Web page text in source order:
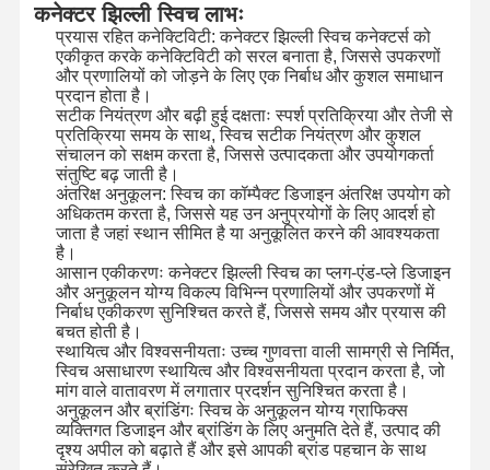
कस्टम झिल्ली स्विच
औद्योगिक झिल्ली स्विच
लचीला झिल्ली स्विच
पीसीबी झिल्ली स्विच
एफपीसी झिल्ली स्विच
बैकलाइट मेम्ब्रेन स्विच
कीपैड झिल्ली स्विच
झिल्ली पैनल स्विच
ग्राफिक ओवरले
पीईटी सर्किट
कनेक्टर झिल्ली स्विच लाभः
प्रयास रहित कनेक्टिविटी: कनेक्टर झिल्ली स्विच कनेक्टर्स को
एकीकृत करके कनेक्टिविटी को सरल बनाता है, जिससे उपकरणों
और प्रणालियों को जोड़ने के लिए एक निर्बाध और कुशल समाधान
प्रदान होता है।
सटीक नियंत्रण और बढ़ी हुई दक्षताः स्पर्श प्रतिक्रिया और तेजी से
प्रतिक्रिया समय के साथ, स्विच सटीक नियंत्रण और कुशल
संचालन को सक्षम करता है, जिससे उत्पादकता और उपयोगकर्ता
संतुष्टि बढ़ जाती है।
अंतरिक्ष अनुकूलन: स्विच का कॉम्पैक्ट डिजाइन अंतरिक्ष उपयोग को
अधिकतम करता है, जिससे यह उन अनुप्रयोगों के लिए आदर्श हो
जाता है जहां स्थान सीमित है या अनुकूलित करने की आवश्यकता
है।
आसान एकीकरणः कनेक्टर झिल्ली स्विच का प्लग-एंड-प्ले डिजाइन
और अनुकूलन योग्य विकल्प विभिन्न प्रणालियों और उपकरणों में
निर्बाध एकीकरण सुनिश्चित करते हैं, जिससे समय और प्रयास की
बचत होती है।
स्थायित्व और विश्वसनीयताः उच्च गुणवत्ता वाली सामग्री से निर्मित,
स्विच असाधारण स्थायित्व और विश्वसनीयता प्रदान करता है, जो
मांग वाले वातावरण में लगातार प्रदर्शन सुनिश्चित करता है।
अनुकूलन और ब्रांडिंगः स्विच के अनुकूलन योग्य ग्राफिक्स
व्यक्तिगत डिजाइन और ब्रांडिंग के लिए अनुमति देते हैं, उत्पाद की
दृश्य अपील को बढ़ाते हैं और इसे आपकी ब्रांड पहचान के साथ